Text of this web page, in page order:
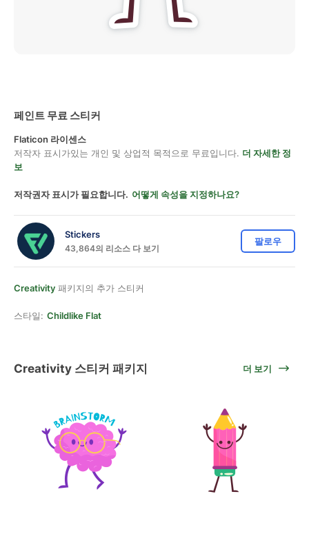
페인트 무료 스티커
Flaticon 라이센스
저작자 표시가있는 개인 및 상업적 목적으로 무료입니다. 더 자세한 정
보
저작권자 표시가 필요합니다. 어떻게 속성을 지정하나요?
Stickers
43,864의 리소스 다 보기
팔로우
Creativity 패키지의 추가 스티커
스타일: Childlike Flat
Creativity 스티커 패키지 더 보기